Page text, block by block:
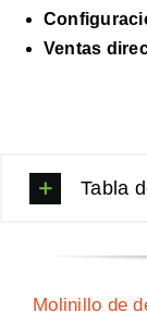
Solución llave
Nuevo post
Ventas
Tabla
Molinillo de